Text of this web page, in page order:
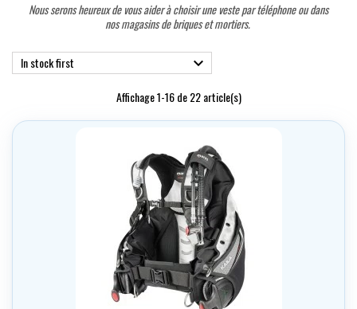
Nous serons heureux de vous aider à choisir une vestepar téléphone ou dans
nos magasins de briques et mortiers.
In stock first 
Affichage 1-16 de 22 article(s)